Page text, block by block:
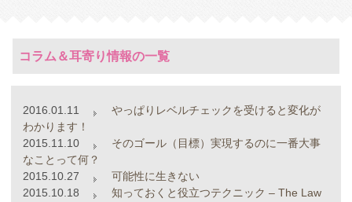
コラム＆耳寄り情報の一覧
2016.01.11
やっぱりレベルチェックを受けると変化が
わかります！
2015.11.10
そのゴール（目標）実現するのに一番大事
なことって何？
2015.10.27
可能性に生きない
2015.10.18
知っておくと役立つテクニック – The Law